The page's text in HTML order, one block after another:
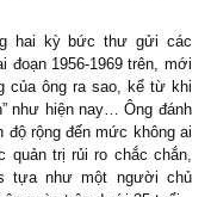
– ấn phẩm Dotcom
qua (https://wp.me/
& duy nhất tại Việt
xong hai kỳ bức thư